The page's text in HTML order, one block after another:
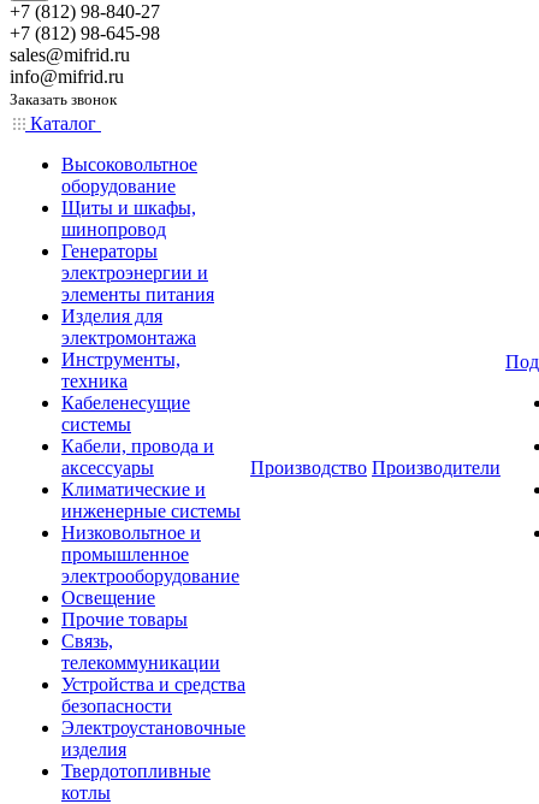
+7 (812) 98-840-27
+7 (812) 98-645-98
sales@mifrid.ru
info@mifrid.ru
Заказать звонок
Каталог
Высоковольтное
оборудование
Щиты и шкафы,
шинопровод
Генераторы
электроэнергии и
элементы питания
Изделия для
электромонтажа
Инструменты,
техника
Кабеленесущие
системы
Кабели, провода и
аксессуары
Климатические и
инженерные системы
Низковольтное и
промышленное
электрооборудование
Освещение
Прочие товары
Связь,
телекоммуникации
Устройства и средства
безопасности
Электроустановочные
изделия
Твердотопливные
котлы
Производство Производители